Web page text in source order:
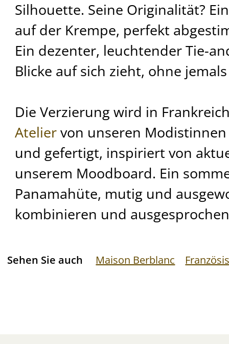
Silhouette. Seine Originalität?
auf der Krempe, perfekt
Ein dezenter, leuchtender Tie-
Blicke auf sich zieht, ohne
Die Verzierung wird in
Ateliervon unseren
und gefertigt, inspiriert von
unserem Moodboard. Ein
Panamahüte, mutig und
kombinieren und
Sehen Sie auch Maison Berblanc